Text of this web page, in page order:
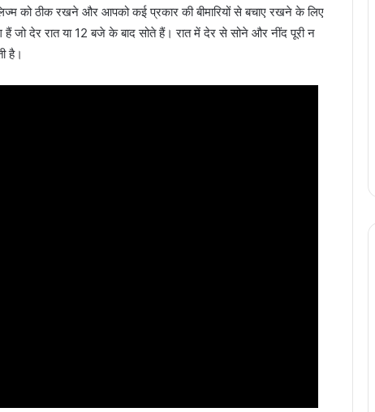
को ठीक रखने और आपको कई प्रकार की बीमारियों से बचाए रखने के लिए
जो देर रात या 12 बजे के बाद सोते हैं। रात में देर से सोने और नींद पूरी न
है।